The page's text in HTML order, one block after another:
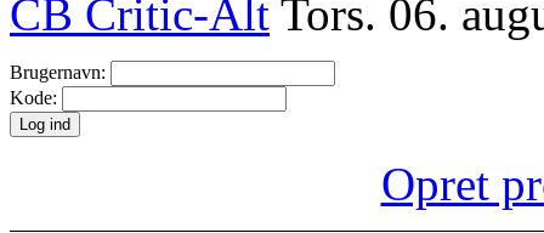
CB Critic-Alt Tors. 06.
Brugernavn:
Kode:
Opret